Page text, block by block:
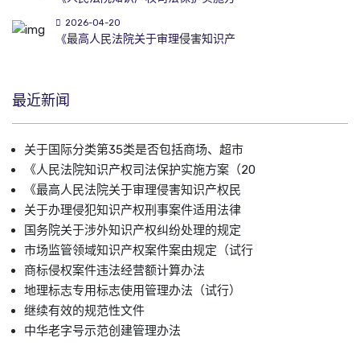
2026-04-20
《最高人民法院关于审理侵害知识产
最近新闻
关于国际分类第35类是否包括商场、超市
《人民法院知识产权司法保护实施方案（20
《最高人民法院关于审理侵害知识产权民
关于办理侵犯知识产权刑事案件适用法律
国务院关于涉外知识产权纠纷处理的规定
市场监管领域知识产权案件案由规定（试行
商标侵权案件违法经营额计算办法
地理标志专用标志使用管理办法（试行）
继续有效的规范性文件
中华老字号示范创建管理办法